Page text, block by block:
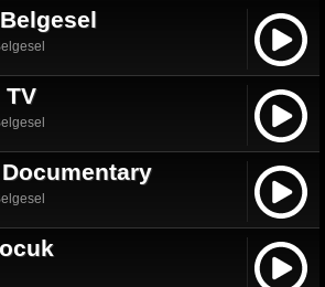
TV
Documentary